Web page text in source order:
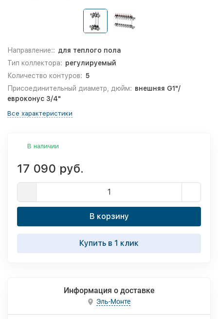
Направление:: для теплого пола
Тип коллектора: регулируемый
Количество контуров: 5
Присоединительный диаметр, дюйм: внешняя G1"/
евроконус 3/4"
Все характеристики
В наличии
17 090 руб.
В корзину
Купить в 1 клик
Информация о доставке
Эль-Монте